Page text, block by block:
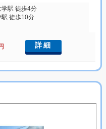
駅 徒歩4分
駅 徒歩10分
詳細